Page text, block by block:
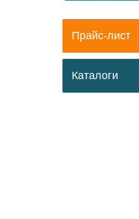
Прайс-лист
Каталоги